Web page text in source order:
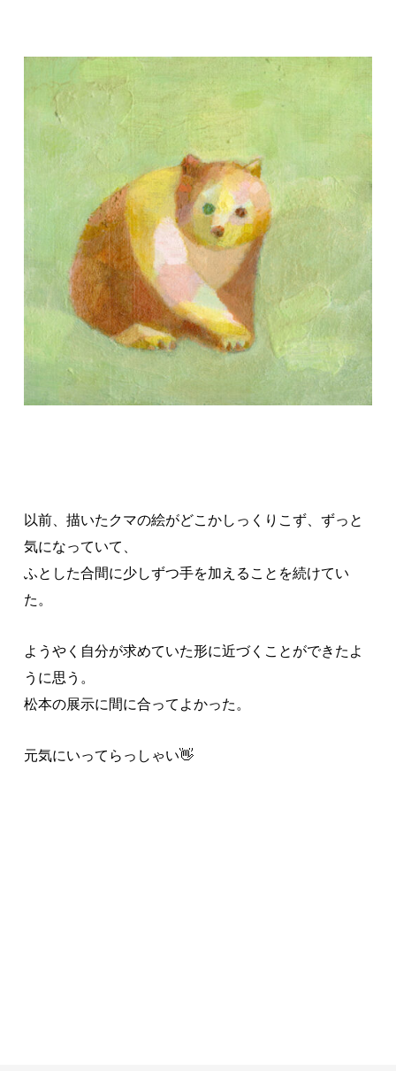
以前、描いたクマの絵がどこかしっくりこず、ずっと
気になっていて、
ふとした合間に少しずつ手を加えることを続けてい
た。
ようやく自分が求めていた形に近づくことができたよ
うに思う。
松本の展示に間に合ってよかった。
元気にいってらっしゃい👋